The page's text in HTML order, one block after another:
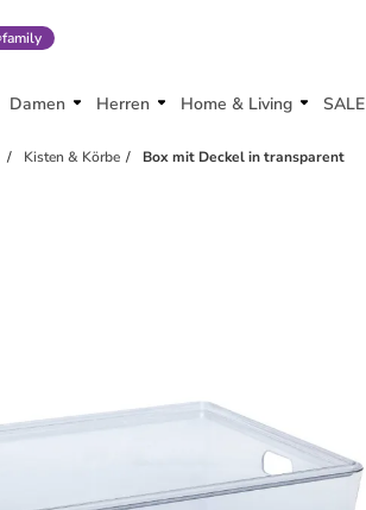
family
Damen Herren Home & Living SALE
Kisten & Körbe Box mit Deckel in transparent